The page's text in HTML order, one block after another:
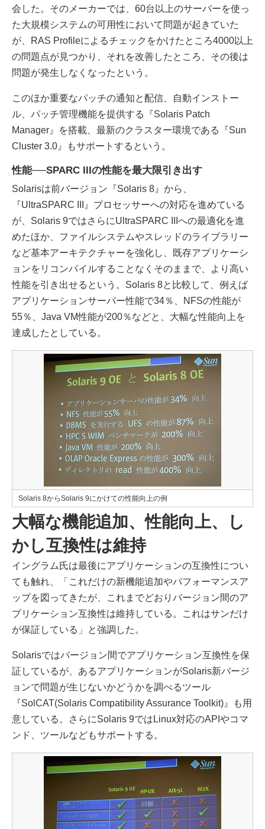
会した。そのメーカーでは、60台以上のサーバーを使っ
た大規模システムの可用性において問題が起きていた
が、RAS Profileによるチェックをかけたところ4000以上
の問題点が見つかり、それを改善したところ、その後は
問題が発生しなくなったという。
このほか重要なパッチの通知と配信、自動インストー
ル、パッチ管理機能を提供する『Solaris Patch
Manager』を搭載、最新のクラスター環境である『Sun
Cluster 3.0』もサポートするという。
性能──SPARC IIIの性能を最大限引き出す
Solarisは前バージョン『Solaris 8』から、
『UltraSPARC III』プロセッサーへの対応を進めている
が、Solaris 9ではさらにUltraSPARC IIIへの最適化を進
めたほか、ファイルシステムやスレッドのライブラリー
など基本アーキテクチャーを強化し、既存アプリケーシ
ョンをリコンパイルすることなくそのままで、より高い
性能を引き出せるという。Solaris 8と比較して、例えば
アプリケーションサーバー性能で34％、NFSの性能が
55％、Java VM性能が200％などと、大幅な性能向上を
達成したとしている。
Solaris 8からSolaris 9にかけての性能向上の例
大幅な機能追加、性能向上、し
かし互換性は維持
イングラム氏は最後にアプリケーションの互換性につい
ても触れ、「これだけの新機能追加やパフォーマンスア
ップを図ってきたが、これまでどおりバージョン間のア
プリケーション互換性は維持している。これはサンだけ
が保証している」と強調した。
Solarisではバージョン間でアプリケーション互換性を保
証しているが、あるアプリケーションがSolaris新バージ
ョンで問題が生じないかどうかを調べるツール
『SolCAT(Solaris Compatibility Assurance Toolkit)』も用
意している。さらにSolaris 9ではLinux対応のAPIやコマ
ンド、ツールなどもサポートする。